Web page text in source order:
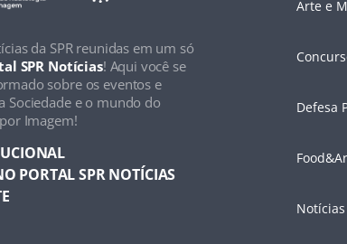
da SPR reunidas em um só
SPR Notícias! Aqui você se
sobre os eventos e
Sociedade e o mundo do
Imagem!
PORTAL SPR NOTÍCIAS
Arte e
Defesa
Notícias